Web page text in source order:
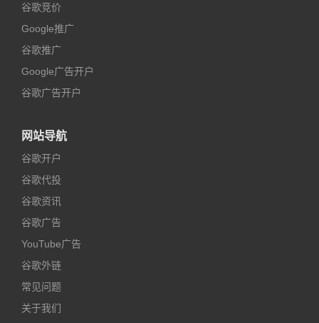
谷歌竞价
Google推广
谷歌推广
Google广告开户
谷歌广告开户
网站导航
谷歌开户
谷歌代投
谷歌资讯
谷歌广告
YouTube广告
谷歌外链
常见问题
关于我们